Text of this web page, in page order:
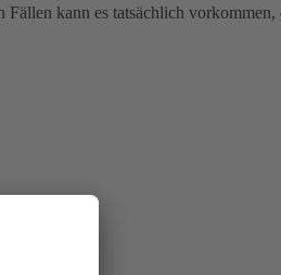
kann es tatsächlich vorkommen,